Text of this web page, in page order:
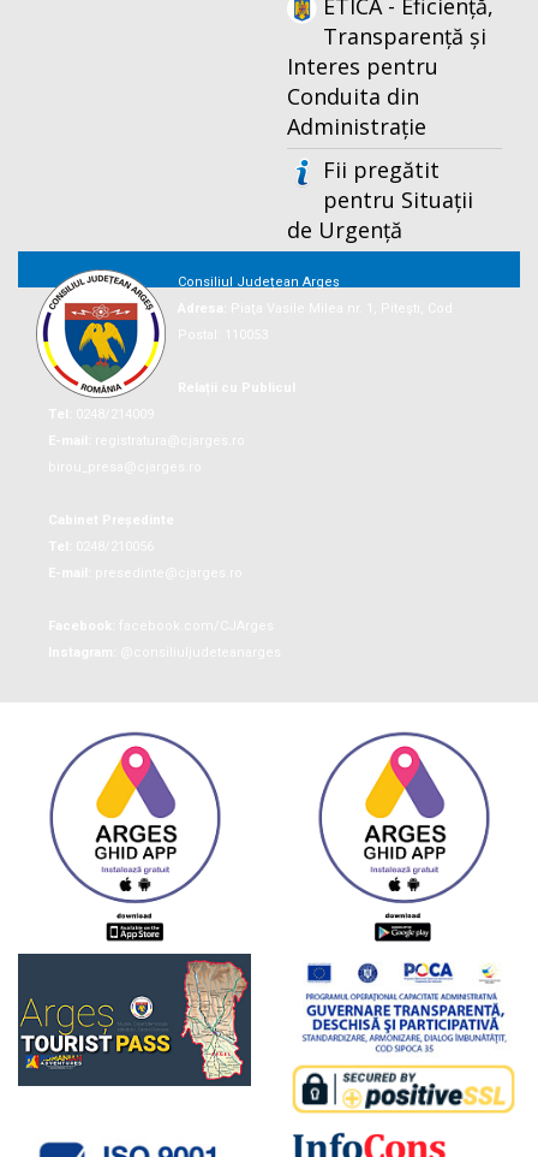
ETICA - Eficiență,
Transparență și
Interes pentru
Conduita din
Administrație
Fii pregătit
pentru Situații
de Urgență
Consiliul Județean Argeș